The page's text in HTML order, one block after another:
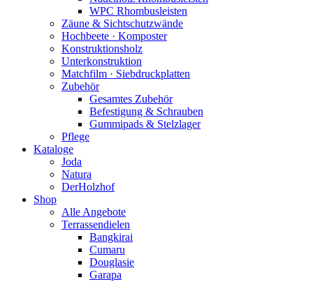
WPC Rhombusleisten
Zäune & Sichtschutzwände
Hochbeete · Komposter
Konstruktionsholz
Unterkonstruktion
Matchfilm · Siebdruckplatten
Zubehör
Gesamtes Zubehör
Befestigung & Schrauben
Gummipads & Stelzlager
Pflege
Kataloge
Joda
Natura
DerHolzhof
Shop
Alle Angebote
Terrassendielen
Bangkirai
Cumaru
Douglasie
Garapa